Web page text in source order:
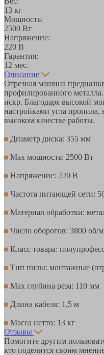
13 кг
Мощность:
2500 Вт
Напряжение:
220 В
Гарантия:
12 мес.
Описание
Отрезная машина
профилированного
искр. Благодаря высокой
настройками угла
высоком качестве работы.
Диаметр диска: 355 мм
Max мощность: 2500 Вт
Напряжение: 220 В
Частота питающей сети:
Материал обработки:
Число оборотов: 3800 об/
Класс товара:
Тип пилы: монтажные
Max глубина реза: 110 мм
Длина кабеля: 1,5 м
Масса нетто: 13 кг
Отзывы
Помогите другим
кто поделится своим